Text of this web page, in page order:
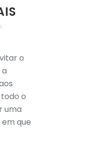
o
o
uma
que